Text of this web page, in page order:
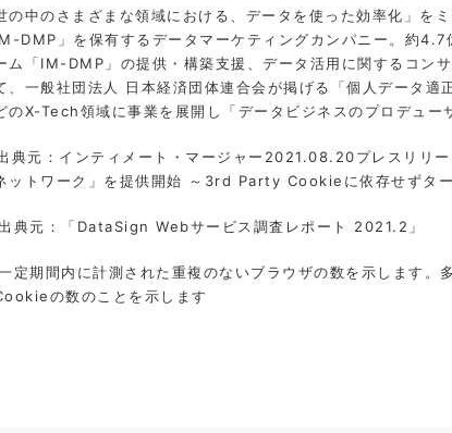
の中のさまざまな領域における、データを使った効率化」
DMP」を保有するデータマーケティングカンパニー。約
ム「IM-DMP」の提供・構築支援、データ活用に関するコン
、一般社団法人 日本経済団体連合会が掲げる「個人デー
のX-Tech領域に事業を展開し「データビジネスのプロデュー
典元：インティメート・マージャー2021.08.20プレスリリ
ットワーク」を提供開始 ～3rd Party Cookieに依存せずター
典元：「DataSign Webサービス調査レポート 2021.2」
定期間内に計測された重複のないブラウザの数を⽰します
の数のことを⽰します